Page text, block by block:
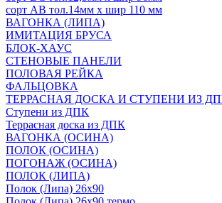
сорт АВ тол.14мм х шир 110 мм
ВАГОНКА (ЛИПА)
ИМИТАЦИЯ БРУСА
БЛОК-ХАУС
СТЕНОВЫЕ ПАНЕЛИ
ПОЛОВАЯ РЕЙКА
ФАЛЬЦОВКА
ТЕРРАСНАЯ ДОСКА И СТУПЕНИ ИЗ
Ступени из ДПК
Террасная доска из ДПК
ВАГОНКА (ОСИНА)
ПОЛОК (ОСИНА)
ПОГОНАЖ (ОСИНА)
ПОЛОК (ЛИПА)
Полок (Липа) 26х90